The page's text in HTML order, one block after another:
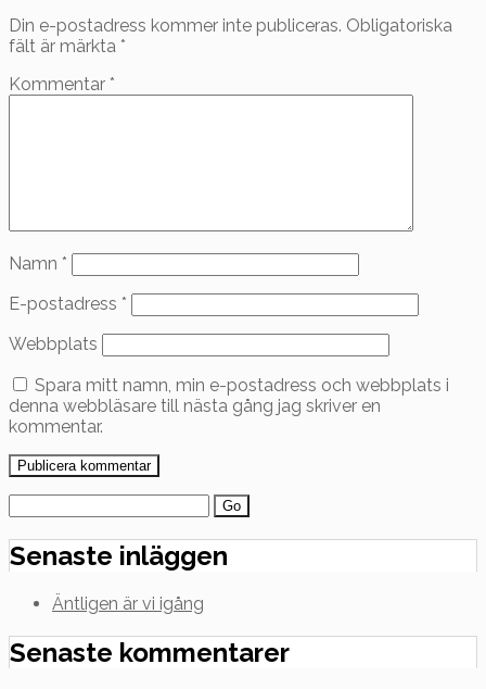
Din e-postadress kommer inte publiceras. Obligatoriska
fält är märkta *
Kommentar *
Namn *
E-postadress *
Webbplats
Spara mitt namn, min e-postadress och webbplats i
denna webbläsare till nästa gång jag skriver en
kommentar.
for:
Senaste inläggen
Äntligen är vi igång
Senaste kommentarer